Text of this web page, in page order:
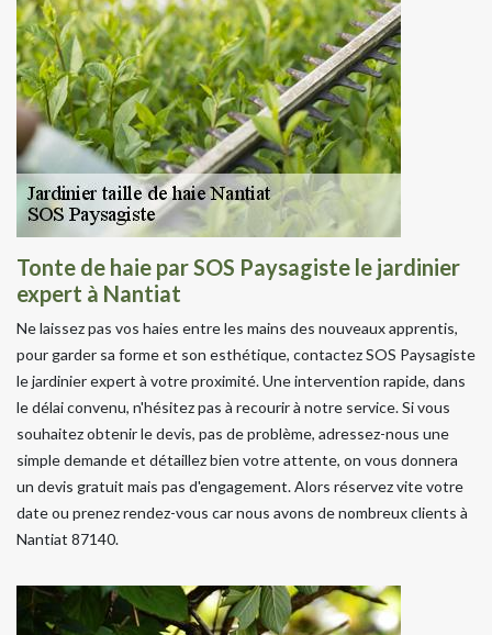
Tonte de haie par SOS Paysagiste le jardinier
expert à Nantiat
Ne laissez pas vos haies entre les mains des nouveaux apprentis,
pour garder sa forme et son esthétique, contactez SOS Paysagiste
le jardinier expert à votre proximité. Une intervention rapide, dans
le délai convenu, n'hésitez pas à recourir à notre service. Si vous
souhaitez obtenir le devis, pas de problème, adressez-nous une
simple demande et détaillez bien votre attente, on vous donnera
un devis gratuit mais pas d'engagement. Alors réservez vite votre
date ou prenez rendez-vous car nous avons de nombreux clients à
Nantiat 87140.